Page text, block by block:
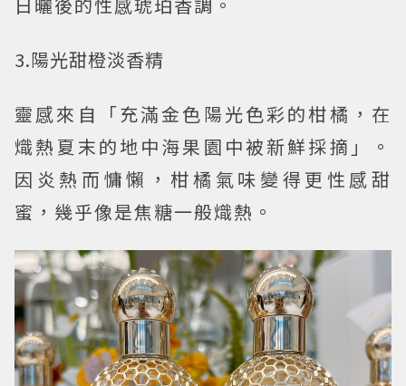
3.陽光甜橙淡香精
靈感來自「充滿金色陽光色彩的柑橘，在
熾熱夏末的地中海果園中被新鮮採摘」。
因炎熱而慵懶，柑橘氣味變得更性感甜
蜜，幾乎像是焦糖一般熾熱。